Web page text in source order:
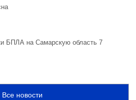
БПЛА на Самарскую область 7
Все новости